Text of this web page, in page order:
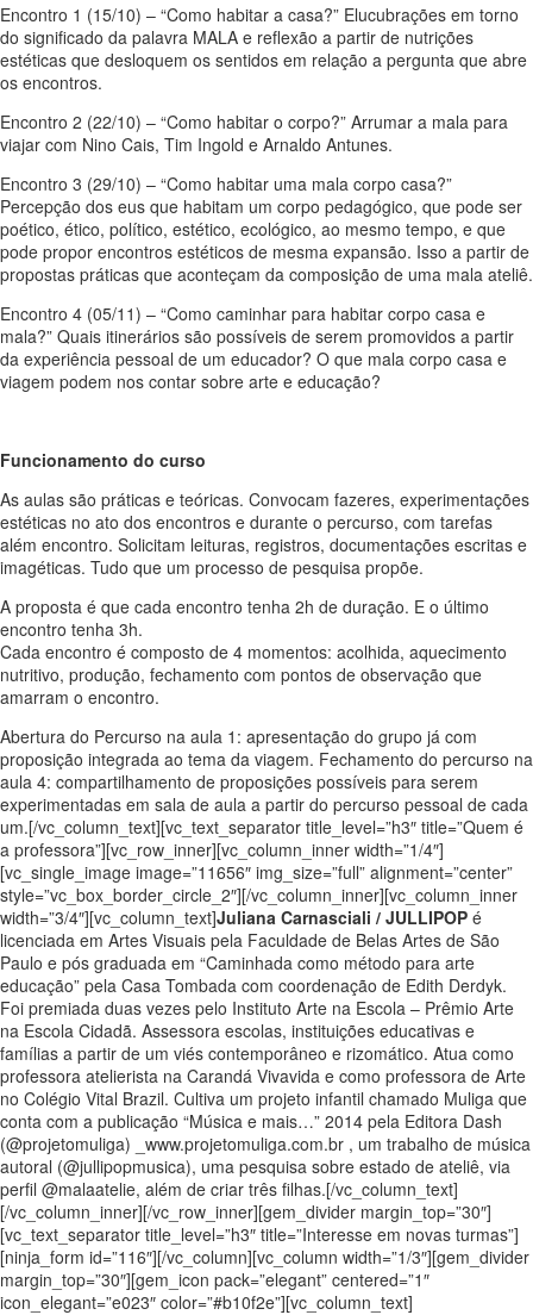
Encontro 1 (15/10) – “Como habitar a casa?” Elucubrações em torno
do significado da palavra MALA e reflexão a partir de nutrições
estéticas que desloquem os sentidos em relação a pergunta que abre
os encontros.
Encontro 2 (22/10) – “Como habitar o corpo?” Arrumar a mala para
viajar com Nino Cais, Tim Ingold e Arnaldo Antunes.
Encontro 3 (29/10) – “Como habitar uma mala corpo casa?”
Percepção dos eus que habitam um corpo pedagógico, que pode ser
poético, ético, político, estético, ecológico, ao mesmo tempo, e que
pode propor encontros estéticos de mesma expansão. Isso a partir de
propostas práticas que aconteçam da composição de uma mala ateliê.
Encontro 4 (05/11) – “Como caminhar para habitar corpo casa e
mala?” Quais itinerários são possíveis de serem promovidos a partir
da experiência pessoal de um educador? O que mala corpo casa e
viagem podem nos contar sobre arte e educação?
Funcionamento do curso
As aulas são práticas e teóricas. Convocam fazeres, experimentações
estéticas no ato dos encontros e durante o percurso, com tarefas
além encontro. Solicitam leituras, registros, documentações escritas e
imagéticas. Tudo que um processo de pesquisa propõe.
A proposta é que cada encontro tenha 2h de duração. E o último
encontro tenha 3h.
Cada encontro é composto de 4 momentos: acolhida, aquecimento
nutritivo, produção, fechamento com pontos de observação que
amarram o encontro.
Abertura do Percurso na aula 1: apresentação do grupo já com
proposição integrada ao tema da viagem. Fechamento do percurso na
aula 4: compartilhamento de proposições possíveis para serem
experimentadas em sala de aula a partir do percurso pessoal de cada
um.[/vc_column_text][vc_text_separator title_level=”h3″ title=”Quem é
a professora”][vc_row_inner][vc_column_inner width=”1/4″]
[vc_single_image image=”11656″ img_size=”full” alignment=”center”
style=”vc_box_border_circle_2″][/vc_column_inner][vc_column_inner
width=”3/4″][vc_column_text]Juliana Carnasciali / JULLIPOP é
licenciada em Artes Visuais pela Faculdade de Belas Artes de São
Paulo e pós graduada em “Caminhada como método para arte
educação” pela Casa Tombada com coordenação de Edith Derdyk.
Foi premiada duas vezes pelo Instituto Arte na Escola – Prêmio Arte
na Escola Cidadã. Assessora escolas, instituições educativas e
famílias a partir de um viés contemporâneo e rizomático. Atua como
professora atelierista na Carandá Vivavida e como professora de Arte
no Colégio Vital Brazil. Cultiva um projeto infantil chamado Muliga que
conta com a publicação “Música e mais…” 2014 pela Editora Dash
(@projetomuliga) _www.projetomuliga.com.br , um trabalho de música
autoral (@jullipopmusica), uma pesquisa sobre estado de ateliê, via
perfil @malaatelie, além de criar três filhas.[/vc_column_text]
[/vc_column_inner][/vc_row_inner][gem_divider margin_top=”30″]
[vc_text_separator title_level=”h3″ title=”Interesse em novas turmas”]
[ninja_form id=”116″][/vc_column][vc_column width=”1/3″][gem_divider
margin_top=”30″][gem_icon pack=”elegant” centered=”1″
icon_elegant=”e023″ color=”#b10f2e”][vc_column_text]